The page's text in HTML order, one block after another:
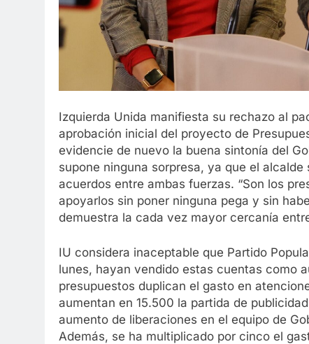
Izquierda Unida manifiesta su rechazo al
aprobación inicial del proyecto de
evidencie de nuevo la buena sintonía del
supone ninguna sorpresa, ya que el
acuerdos entre ambas fuerzas. “Son los
apoyarlos sin poner ninguna pega y sin
demuestra la cada vez mayor cercanía
IU considera inaceptable que Partido
lunes, hayan vendido estas cuentas como
presupuestos duplican el gasto en
aumentan en 15.500 la partida de
aumento de liberaciones en el equipo de
Además, se ha multiplicado por cinco el